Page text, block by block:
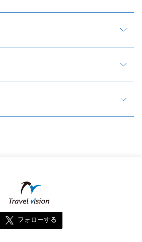
フォローする